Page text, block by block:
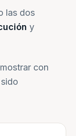
las dos
y
con